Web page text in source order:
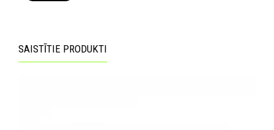
SAISTĪTIE PRODUKTI